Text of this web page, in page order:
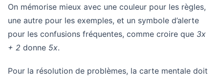
On mémorise mieux avec une couleur pour les règles,
une autre pour les exemples, et un symbole d’alerte
pour les confusions fréquentes, comme croire que 3x
+ 2 donne 5x.
Pour la résolution de problèmes, la carte mentale doit